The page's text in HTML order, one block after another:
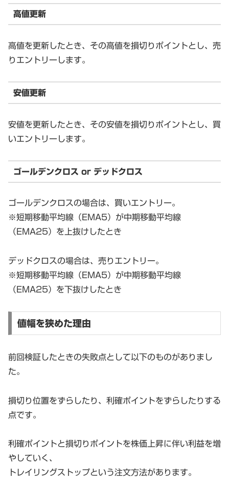
高値更新
高値を更新したとき、その高値を損切りポイントとし、売
りエントリーします。
安値更新
安値を更新したとき、その安値を損切りポイントとし、買
いエントリーします。
ゴールデンクロス or デッドクロス
ゴールデンクロスの場合は、買いエントリー。
※短期移動平均線（EMA5）が中期移動平均線
（EMA25）を上抜けしたとき
デッドクロスの場合は、売りエントリー。
※短期移動平均線（EMA5）が中期移動平均線
（EMA25）を下抜けしたとき
値幅を狭めた理由
前回検証したときの失敗点として以下のものがありまし
た。
損切り位置をずらしたり、利確ポイントをずらしたりする
点です。
利確ポイントと損切りポイントを株価上昇に伴い利益を増
やしていく、
トレイリングストップという注文方法があります。